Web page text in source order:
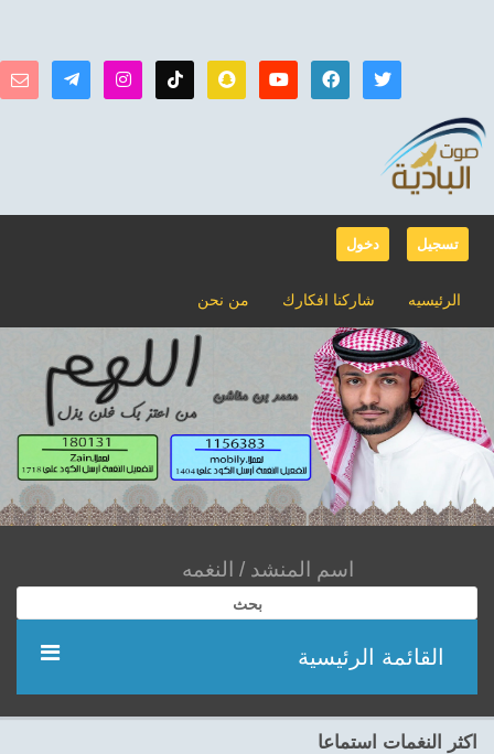
دخول تسجيل
من نحن شاركنا افكارك الرئيسيه
بحث
القائمة الرئيسية
مؤديين
اكثر النغمات استماعا